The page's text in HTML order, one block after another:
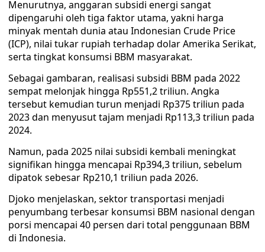
Menurutnya, anggaran subsidi energi sangat
dipengaruhi oleh tiga faktor utama, yakni harga
minyak mentah dunia atau Indonesian Crude Price
(ICP), nilai tukar rupiah terhadap dolar Amerika Serikat,
serta tingkat konsumsi BBM masyarakat.
Sebagai gambaran, realisasi subsidi BBM pada 2022
sempat melonjak hingga Rp551,2 triliun. Angka
tersebut kemudian turun menjadi Rp375 triliun pada
2023 dan menyusut tajam menjadi Rp113,3 triliun pada
2024.
Namun, pada 2025 nilai subsidi kembali meningkat
signifikan hingga mencapai Rp394,3 triliun, sebelum
dipatok sebesar Rp210,1 triliun pada 2026.
Djoko menjelaskan, sektor transportasi menjadi
penyumbang terbesar konsumsi BBM nasional dengan
porsi mencapai 40 persen dari total penggunaan BBM
di Indonesia.